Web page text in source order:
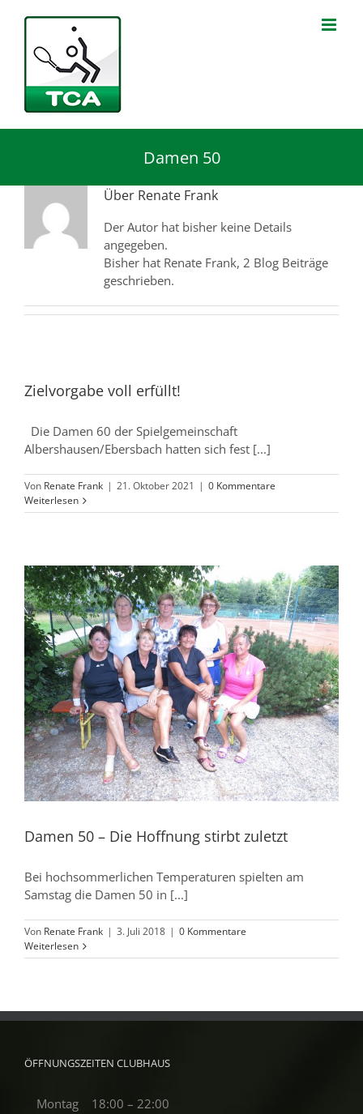
springen
Damen 50
Über Renate Frank
Der Autor hat bisher keine Details
angegeben.
Bisher hat Renate Frank, 2 Blog Beiträge
geschrieben.
Zielvorgabe voll erfüllt!
Die Damen 60 der Spielgemeinschaft
Albershausen/Ebersbach hatten sich fest [...]
Von Renate Frank | 21. Oktober 2021 | 0 Kommentare
Weiterlesen
Damen 50 – Die Hoffnung stirbt zuletzt
Bei hochsommerlichen Temperaturen spielten am
Samstag die Damen 50 in [...]
Von Renate Frank | 3. Juli 2018 | 0 Kommentare
Weiterlesen
ÖFFNUNGSZEITEN CLUBHAUS
Montag
18:00 – 22:00